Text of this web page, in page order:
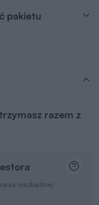
pakietu
razem z
niezbędnej